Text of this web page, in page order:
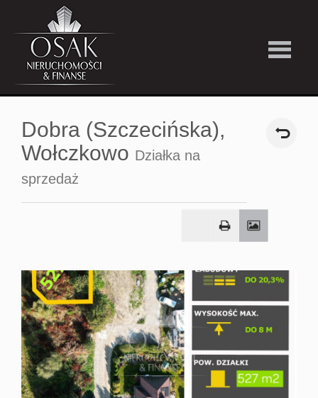
Kup
Firma
Kontakt
Dobra (Szczecińska),
Wołczkowo Działka na
sprzedaż